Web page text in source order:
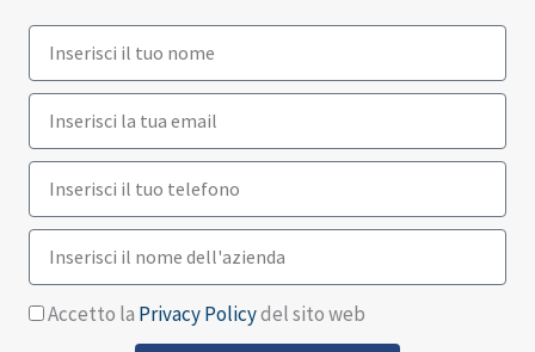
o
m
em
a
i
l
e
l
e
f
z
i Accetto la Privacy Policydel sito web